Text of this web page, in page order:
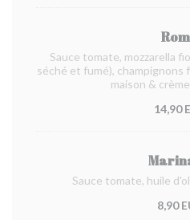
Sauce tomate, mozzarella
séché et fumé), champignons
maison &
14,90
Sauce tomate, huile
8,90